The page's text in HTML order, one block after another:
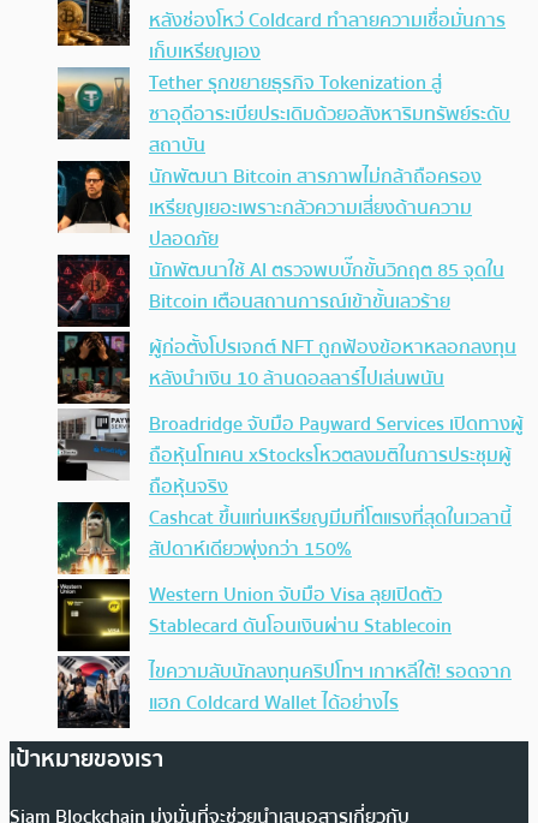
หลังช่องโหว่ Coldcard ทำลายความเชื่อมั่นการ
เก็บเหรียญเอง
Tether รุกขยายธุรกิจ Tokenization สู่
ซาอุดีอาระเบียประเดิมด้วยอสังหาริมทรัพย์ระดับ
สถาบัน
นักพัฒนา Bitcoin สารภาพไม่กล้าถือครอง
เหรียญเยอะเพราะกลัวความเสี่ยงด้านความ
ปลอดภัย
นักพัฒนาใช้ AI ตรวจพบบั๊กขั้นวิกฤต 85 จุดใน
Bitcoin เตือนสถานการณ์เข้าขั้นเลวร้าย
ผู้ก่อตั้งโปรเจกต์ NFT ถูกฟ้องข้อหาหลอกลงทุน
หลังนำเงิน 10 ล้านดอลลาร์ไปเล่นพนัน
Broadridge จับมือ Payward Services เปิดทางผู้
ถือหุ้นโทเคน xStocksโหวตลงมติในการประชุมผู้
ถือหุ้นจริง
Cashcat ขึ้นแท่นเหรียญมีมที่โตแรงที่สุดในเวลานี้
สัปดาห์เดียวพุ่งกว่า 150%
Western Union จับมือ Visa ลุยเปิดตัว
Stablecard ดันโอนเงินผ่าน Stablecoin
ไขความลับนักลงทุนคริปโทฯ เกาหลีใต้! รอดจาก
แฮก Coldcard Wallet ได้อย่างไร
เป้าหมายของเรา
Siam Blockchain มุ่งมั่นที่จะช่วยนำเสนอสารเกี่ยวกับ